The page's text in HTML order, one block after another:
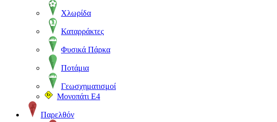
Χλωρίδα
Καταρράκτες
Φυσικά Πάρκα
Ποτάμια
Γεωσχηματισμοί
Μονοπάτι Ε4
Παρελθόν